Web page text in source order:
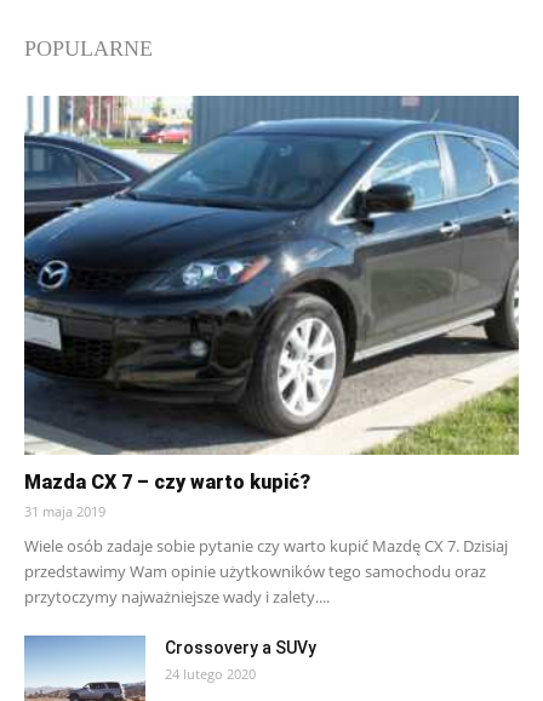
POPULARNE
Mazda CX 7 – czy warto kupić?
31 maja 2019
Wiele osób zadaje sobie pytanie czy warto kupić Mazdę CX 7. Dzisiaj
przedstawimy Wam opinie użytkowników tego samochodu oraz
przytoczymy najważniejsze wady i zalety....
Crossovery a SUVy
24 lutego 2020